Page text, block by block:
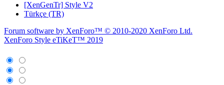
[XenGenTr] Style V2
Türkçe (TR)
Forum software by XenForo™ © 2010-2020 XenForo Ltd.
XenForo Style eTiKeT™ 2019